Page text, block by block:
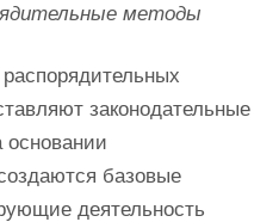
методы
законодательные
базовые
деятельность